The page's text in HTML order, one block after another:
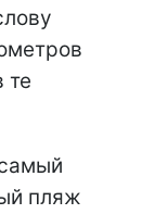
те
пляж